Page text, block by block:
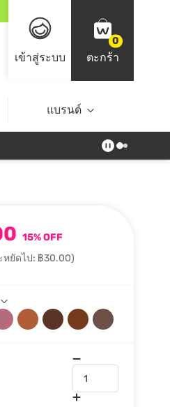
เข้าสู่ระบบ
0
ตะกร้า
ไลฟ์สไตล์ Top Brands
แบรนด์
15% OFF
หยัดไป: ฿30.00)